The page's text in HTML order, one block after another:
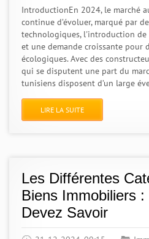
IntroductionEn 2024, le marché
continue d’évoluer, marqué par
technologiques, l'introduction
et une demande croissante pour
écologiques. Avec des
qui se disputent une part du
tunisiens disposent d’un large
LIRE LA SUITE
Les Différentes
Biens Immobiliers
Devez Savoir